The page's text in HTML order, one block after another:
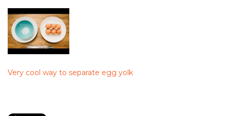
Very cool way to separate egg yolk